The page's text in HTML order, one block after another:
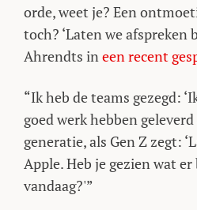
orde, weet je? Een
toch? ‘Laten we afspreken
Ahrendts ineen recent
“Ik heb de teams gezegd:
goed werk hebben
generatie, als Gen Z zegt:
Apple. Heb je gezien wat
vandaag?'”